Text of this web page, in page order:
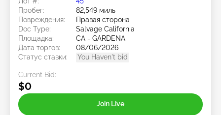
Пробег:
82,549 миль
Повреждения:
Правая сторона
Doc Type:
Salvage California
Площадка:
CA - GARDENA
Дата торгов:
08/06/2026
Статус ставки:
You Haven't bid
Current Bid:
$0
Join Live